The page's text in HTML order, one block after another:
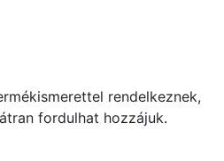
rendelkeznek,
fordulhat hozzájuk.